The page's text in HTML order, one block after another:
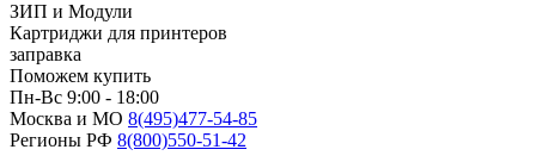
ЗИП и Модули
Картриджи для принтеров
заправка
Поможем купить
Пн-Вс 9:00 - 18:00
Москва и МО 8(495)477-54-85
Регионы РФ 8(800)550-51-42